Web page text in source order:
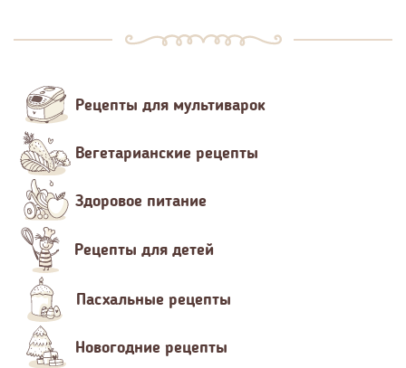
Рецепты для мультиварок
Вегетарианские рецепты
Здоровое питание
Рецепты для детей
Пасхальные рецепты
Новогодние рецепты